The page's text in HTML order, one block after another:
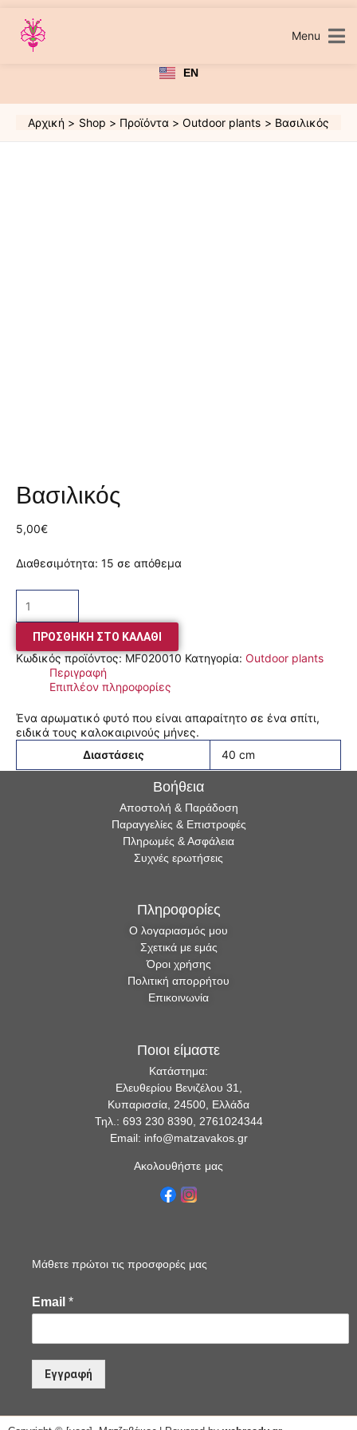
περιεχόμενο
Menu
EN
Αρχική Shop Προϊόντα Outdoor plants Βασιλικός
Βασιλικός
5,00€
Διαθεσιμότητα: 15 σε απόθεμα
ΠΡΟΣΘΉΚΗ ΣΤΟ ΚΑΛΆΘΙ
Κωδικός προϊόντος:MF020010 Κατηγορία: Outdoor plants
Περιγραφή
Επιπλέον πληροφορίες
Ένα αρωματικό φυτό που είναι απαραίτητο σε ένα σπίτι,
ειδικά τους καλοκαιρινούς μήνες.
Διαστάσεις
40 cm
Βοήθεια
Αποστολή & Παράδοση
Παραγγελίες & Επιστροφές
Πληρωμές & Ασφάλεια
Συχνές ερωτήσεις
Πληροφορίες
Ο λογαριασμός μου
Σχετικά με εμάς
Όροι χρήσης
Πολιτική απορρήτου
Επικοινωνία
Ποιοι είμαστε
Κατάστημα:
Ελευθερίου Βενιζέλου 31,
Κυπαρισσία, 24500, Ελλάδα
Τηλ.: 693 230 8390, 2761024344
Email: info@matzavakos.gr
Ακολουθήστε μας
Μάθετε πρώτοι τις προσφορές μας
Email *
Εγγραφή